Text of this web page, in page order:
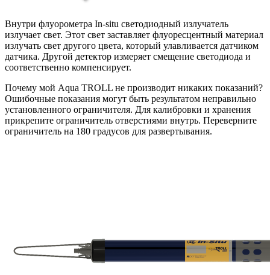
Внутри флуорометра In-situ светодиодный излучатель
излучает свет. Этот свет заставляет флуоресцентный материал
излучать свет другого цвета, который улавливается датчиком
датчика. Другой детектор измеряет смещение светодиода и
соответственно компенсирует.
Почему мой Aqua TROLL не производит никаких показаний?
Ошибочные показания могут быть результатом неправильно
установленного ограничителя. Для калибровки и хранения
прикрепите ограничитель отверстиями внутрь. Переверните
ограничитель на 180 градусов для развертывания.